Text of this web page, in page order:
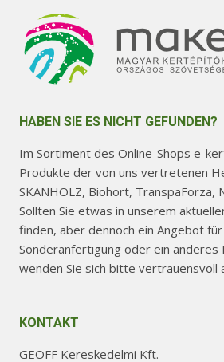
HABEN SIE ES NICHT GEFUNDEN?
Im Sortiment des Online-Shops e-
Produkte der von uns vertretenen
SKANHOLZ, Biohort, TranspaForza,
Sollten Sie etwas in unserem
finden, aber dennoch ein Angebot
Sonderanfertigung oder ein anderes
wenden Sie sich bitte vertrauensvoll
KONTAKT
GEOFF Kereskedelmi Kft.